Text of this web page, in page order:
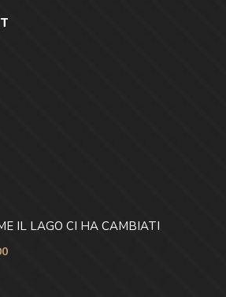
IL LAGO CI HA CAMBIATI